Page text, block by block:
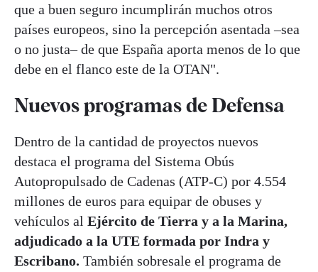
que a buen seguro incumplirán muchos otros
países europeos, sino la percepción asentada –sea
o no justa– de que España aporta menos de lo que
debe en el flanco este de la OTAN".
Nuevos programas de Defensa
Dentro de la cantidad de proyectos nuevos
destaca el programa del Sistema Obús
Autopropulsado de Cadenas (ATP-C) por 4.554
millones de euros para equipar de obuses y
vehículos al Ejército de Tierra y a la Marina,
adjudicado a la UTE formada por Indra y
Escribano. También sobresale el programa de